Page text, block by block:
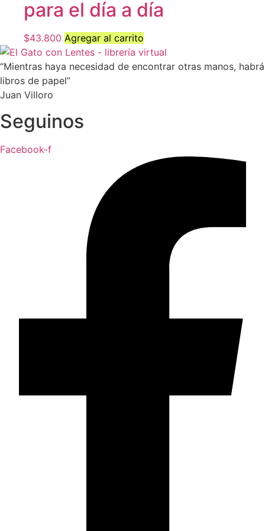
para el día a día
$43.800 Agregar al carrito
“Mientras haya necesidad de encontrar otras manos, habrá
libros de papel”
Juan Villoro
Seguinos
Facebook-f